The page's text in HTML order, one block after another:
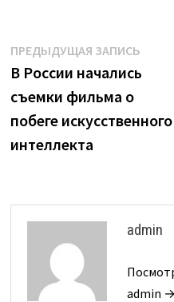
Навигация
по
записям
ПРЕДЫДУЩАЯ ЗАПИСЬ
В России начались
съемки фильма о
побеге искусственного
интеллекта
admin
admin →